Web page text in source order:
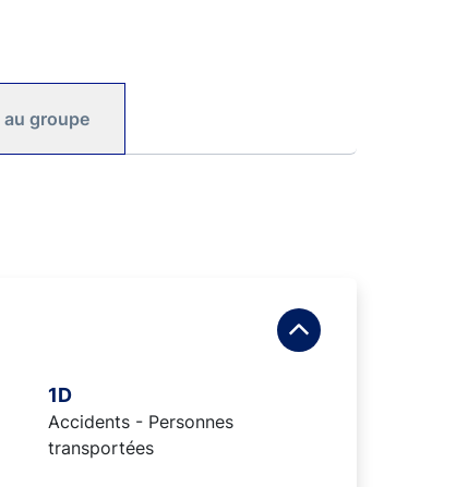
groupe
1D
Accidents - Personnes
transportées